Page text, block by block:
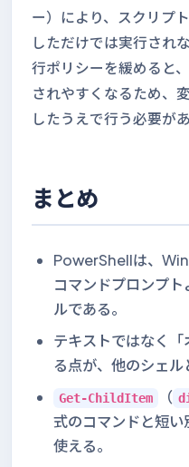
ー）により、スクリプ
しただけでは実行され
行ポリシーを緩めると
されやすくなるため、
したうえで行う必要があ
まとめ
PowerShellは、
コマンドプロンプ
ルである。
テキストではなく
る点が、他のシェル
Get-ChildItem （
式のコマンドと短
使える。